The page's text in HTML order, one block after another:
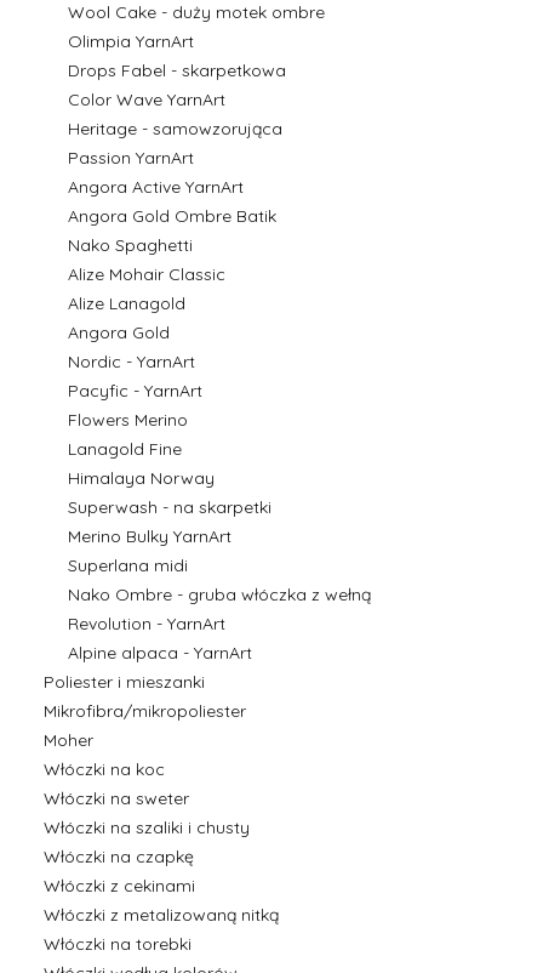
Wool Cake - duży motek ombre
Olimpia YarnArt
Drops Fabel - skarpetkowa
Color Wave YarnArt
Heritage - samowzorująca
Passion YarnArt
Angora Active YarnArt
Angora Gold Ombre Batik
Nako Spaghetti
Alize Mohair Classic
Alize Lanagold
Angora Gold
Nordic - YarnArt
Pacyfic - YarnArt
Flowers Merino
Lanagold Fine
Himalaya Norway
Superwash - na skarpetki
Merino Bulky YarnArt
Superlana midi
Nako Ombre - gruba włóczka z wełną
Revolution - YarnArt
Alpine alpaca - YarnArt
Poliester i mieszanki
Mikrofibra/mikropoliester
Moher
Włóczki na koc
Włóczki na sweter
Włóczki na szaliki i chusty
Włóczki na czapkę
Włóczki z cekinami
Włóczki z metalizowaną nitką
Włóczki na torebki